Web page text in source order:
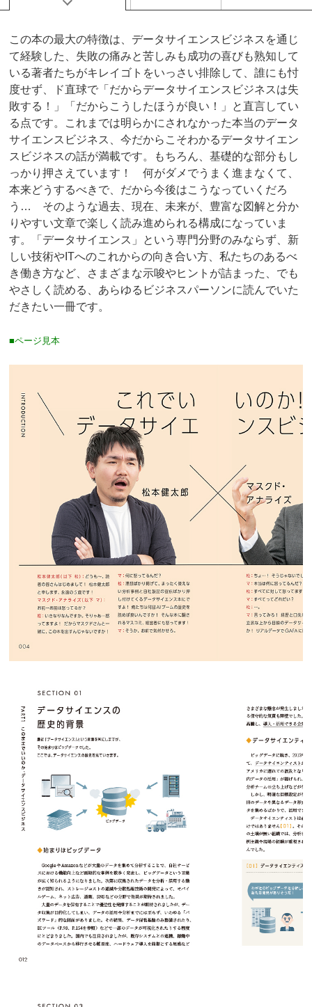
この本の最大の特徴は、データサイエンスビジネスを通じ
て経験した、失敗の痛みと苦しみも成功の喜びも熟知して
いる著者たちがキレイゴトをいっさい排除して、誰にも忖
度せず、ド直球で「だからデータサイエンスビジネスは失
敗する！」「だからこうしたほうが良い！」と直言してい
る点です。これまでは明らかにされなかった本当のデータ
サイエンスビジネス、今だからこそわかるデータサイエン
スビジネスの話が満載です。もちろん、基礎的な部分もし
っかり押さえています！ 何がダメでうまく進まなくて、
本来どうするべきで、だから今後はこうなっていくだろ
う… そのような過去、現在、未来が、豊富な図解と分か
りやすい文章で楽しく読み進められる構成になっていま
す。「データサイエンス」という専門分野のみならず、新
しい技術やITへのこれからの向き合い方、私たちのあるべ
き働き方など、さまざまな示唆やヒントが詰まった、でも
やさしく読める、あらゆるビジネスパーソンに読んでいた
だきたい一冊です。
■ページ見本